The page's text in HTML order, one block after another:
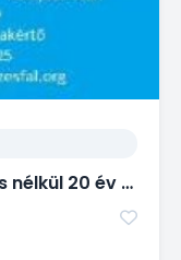
Aquapol sávszigetelés bontás nélkül 20 év garanciával!